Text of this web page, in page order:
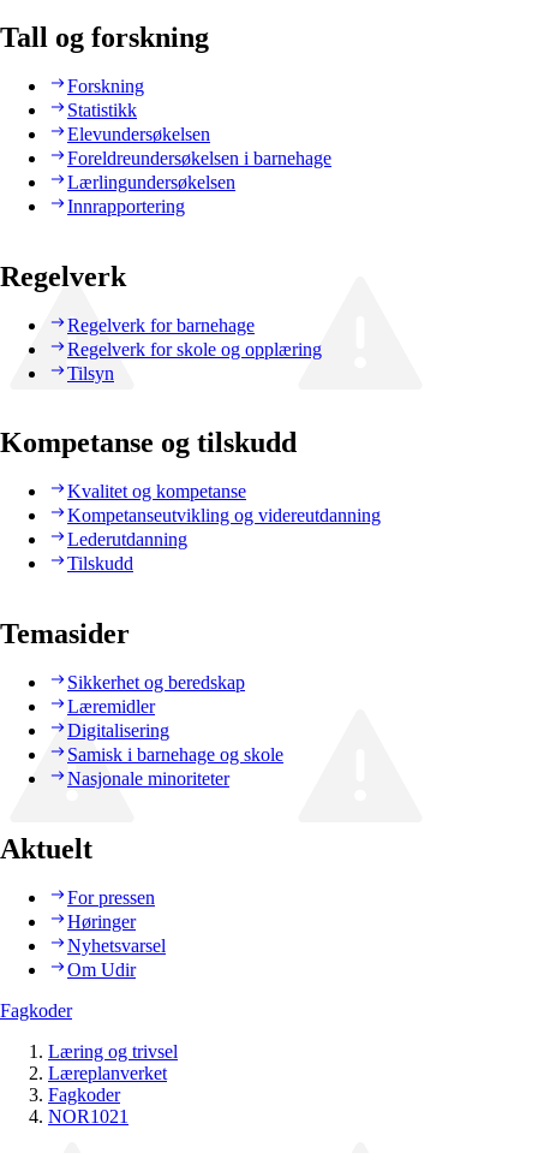
Tall og forskning
Forskning
Statistikk
Elevundersøkelsen
Foreldreundersøkelsen i barnehage
Lærlingundersøkelsen
Innrapportering
Regelverk
Regelverk for barnehage
Regelverk for skole og opplæring
Tilsyn
Kompetanse og tilskudd
Kvalitet og kompetanse
Kompetanseutvikling og videreutdanning
Lederutdanning
Tilskudd
Temasider
Sikkerhet og beredskap
Læremidler
Digitalisering
Samisk i barnehage og skole
Nasjonale minoriteter
Aktuelt
For pressen
Høringer
Nyhetsvarsel
Om Udir
Fagkoder
Læring og trivsel
Læreplanverket
Fagkoder
NOR1021